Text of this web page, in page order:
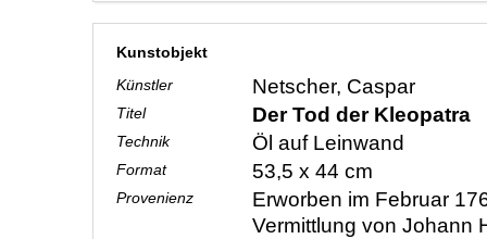
Kunstobjekt
Künstler
Netscher, Caspar
Titel Der Tod der Kleopatra
Technik Öl auf Leinwand
Format 53,5 x 44 cm
Provenienz
Erworben im Februar
Vermittlung von Johann